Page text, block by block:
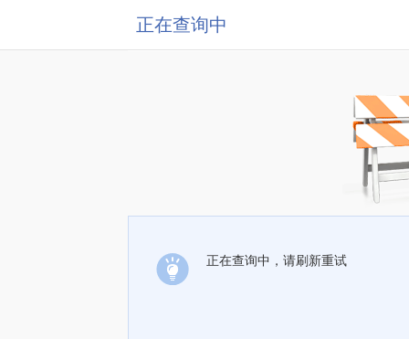
正在查询中
正在查询中，请刷新重试